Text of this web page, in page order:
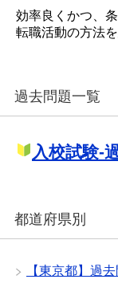
効率良くかつ、
転職活動の方法
過去問題一覧
入校試験-
都道府県別
【東京都】過